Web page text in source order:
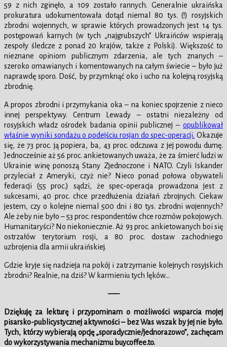
59 z nich zginęło, a 109 zostało rannych. Generalnie ukraińska
prokuratura udokumentowała dotąd niemal 80 tys. (!) rosyjskich
zbrodni wojennych, w sprawie których prowadzonych jest 14 tys.
postępowań karnych (w tych „najgrubszych” Ukraińców wspierają
zespoły śledcze z ponad 20 krajów, także z Polski). Większość to
nieznane opiniom publicznym zdarzenia, ale tych znanych –
szeroko omawianych i komentowanych na całym świecie – było już
naprawdę sporo. Dość, by przymknąć oko i ucho na kolejną rosyjską
zbrodnię.
A propos zbrodni i przymykania oka – na koniec spojrzenie z nieco
innej perspektywy. Centrum Lewady – ostatni niezależny od
rosyjskich władz ośrodek badania opinii publicznej – opublikował
właśnie wyniki sondażu o podejściu rosjan do spec-operacji. Okazuje
się, że 73 proc. ją popiera, ba, 43 proc. odczuwa z jej powodu dumę.
Jednocześnie aż 56 proc. ankietowanych uważa, że za śmierć ludzi w
Ukrainie winę ponoszą Stany Zjednoczone i NATO. Czyli Iskander
przyleciał z Ameryki, czyż nie? Nieco ponad połowa obywateli
federacji (55 proc.) sądzi, że spec-operacja prowadzona jest z
sukcesami, 40 proc. chce przedłużenia działań zbrojnych. Ciekaw
jestem, czy o kolejne niemal 500 dni i 80 tys. zbrodni wojennych?
Ale żeby nie było – 53 proc. respondentów chce rozmów pokojowych.
Humanitaryści? No niekoniecznie. Aż 93 proc. ankietowanych boi się
ostrzałów terytorium rosji, a 80 proc. dostaw zachodniego
uzbrojenia dla armii ukraińskiej.
Gdzie kryje się nadzieja na pokój i zatrzymanie kolejnych rosyjskich
zbrodni? Realnie, na dziś? W karmieniu tych lęków…
—–
Dziękuję za lekturę i przypominam o możliwości wsparcia mojej
pisarsko-publicystycznej aktywności – bez Was wszak by jej nie było.
Tych, którzy wybierają opcję „sporadycznie/jednorazowo”, zachęcam
do wykorzystywania mechanizmu buycoffee.to.